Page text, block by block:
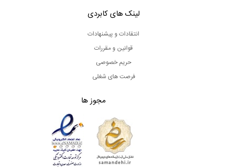
لینک های کابردی
انتقادات و پیشنهادات
قوانین و مقررات
حریم خصوصی
فرصت های شغلی
مجوز ها